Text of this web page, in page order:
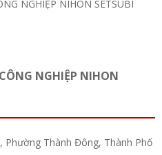
NGHIỆP NIHON
Phường Thành Đông, Thành Phố